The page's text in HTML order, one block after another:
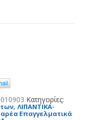
Κατηγορίες:
, ΛΙΠΑΝΤΙΚΑ-
Επαγγελματικά